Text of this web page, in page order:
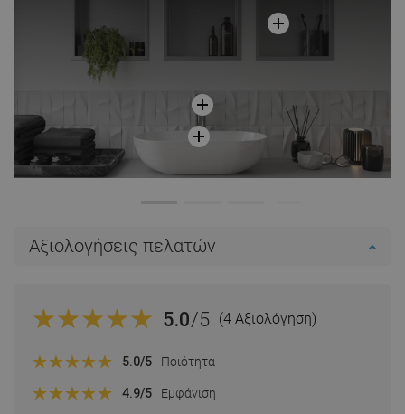
Αξιολογήσεις πελατών
5.0/5 (4 Αξιολόγηση)
5.0/5 Ποιότητα
4.9/5 Εμφάνιση